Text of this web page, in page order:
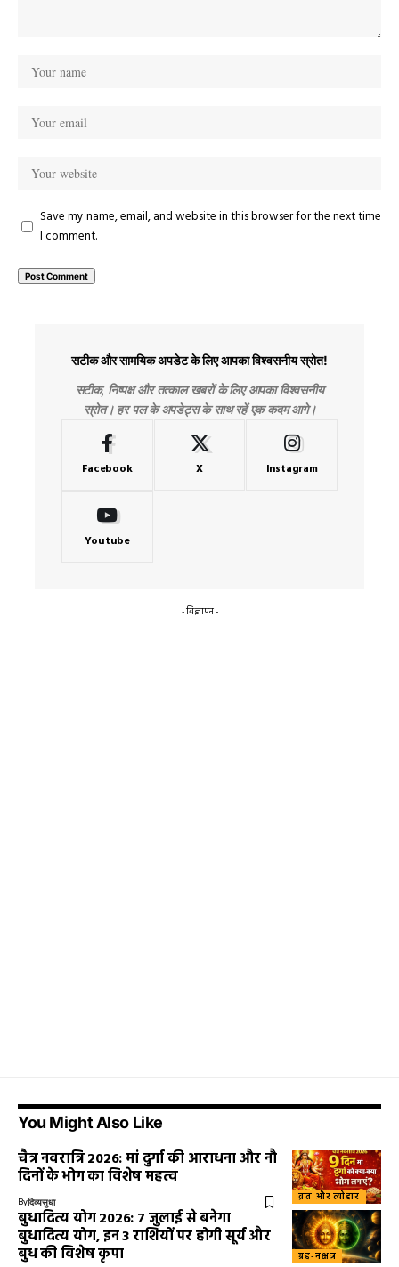
Save my name, email, and website in this browser for the next time
I comment.
सटीक और सामयिक अपडेट के लिए आपका विश्वसनीय स्रोत!
सटीक, निष्पक्ष और तत्काल खबरों के लिए आपका विश्वसनीय
स्रोत। हर पल के अपडेट्स के साथ रहें एक कदम आगे।
Facebook X Instagram
Youtube
- विज्ञापन -
You Might Also Like
व्रत और त्योहार
चैत्र नवरात्रि 2026: मां दुर्गा की आराधना और नौ
दिनों के भोग का विशेष महत्व
Byदिव्यसुधा
ग्रह-नक्षत्र
बुधादित्य योग 2026: 7 जुलाई से बनेगा
बुधादित्य योग, इन 3 राशियों पर होगी सूर्य और
बुध की विशेष कृपा